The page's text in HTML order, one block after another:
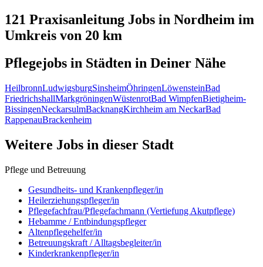
121 Praxisanleitung Jobs in Nordheim im
Umkreis von 20 km
Pflegejobs in Städten in Deiner Nähe
HeilbronnLudwigsburgSinsheimÖhringenLöwensteinBad
FriedrichshallMarkgröningenWüstenrotBad WimpfenBietigheim-
BissingenNeckarsulmBacknangKirchheim am NeckarBad
RappenauBrackenheim
Weitere Jobs in dieser Stadt
Pflege und Betreuung
Gesundheits- und Krankenpfleger/in
Heilerziehungspfleger/in
Pflegefachfrau/Pflegefachmann (Vertiefung Akutpflege)
Hebamme / Entbindungspfleger
Altenpflegehelfer/in
Betreuungskraft / Alltagsbegleiter/in
Kinderkrankenpfleger/in